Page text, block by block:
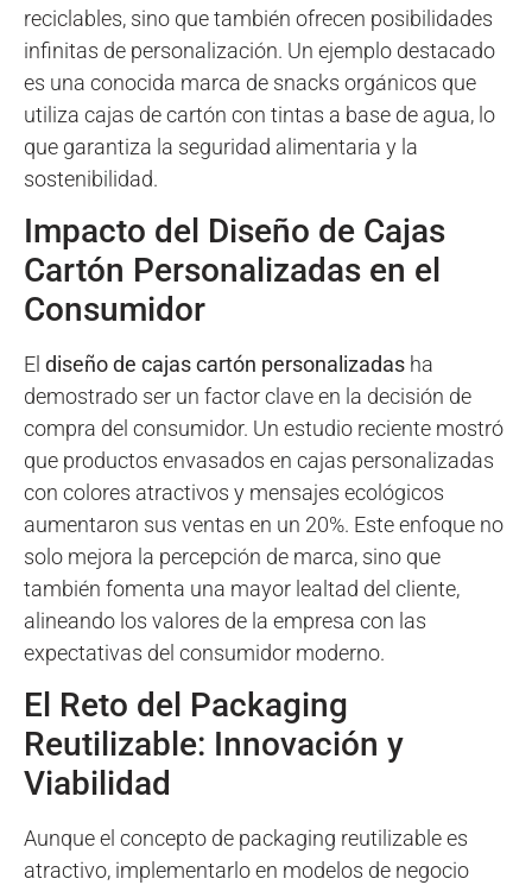
reciclables, sino que también ofrecen posibilidades
infinitas de personalización. Un ejemplo destacado
es una conocida marca de snacks orgánicos que
utiliza cajas de cartón con tintas a base de agua, lo
que garantiza la seguridad alimentaria y la
sostenibilidad.
Impacto del Diseño de Cajas
Cartón Personalizadas en el
Consumidor
El diseño de cajas cartón personalizadas ha
demostrado ser un factor clave en la decisión de
compra del consumidor. Un estudio reciente mostró
que productos envasados en cajas personalizadas
con colores atractivos y mensajes ecológicos
aumentaron sus ventas en un 20%. Este enfoque no
solo mejora la percepción de marca, sino que
también fomenta una mayor lealtad del cliente,
alineando los valores de la empresa con las
expectativas del consumidor moderno.
El Reto del Packaging
Reutilizable: Innovación y
Viabilidad
Aunque el concepto de packaging reutilizable es
atractivo, implementarlo en modelos de negocio